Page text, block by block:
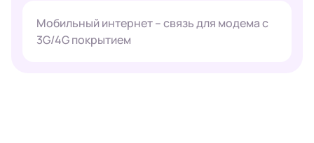
Мобильный интернет – связь для модема с
3G/4G покрытием